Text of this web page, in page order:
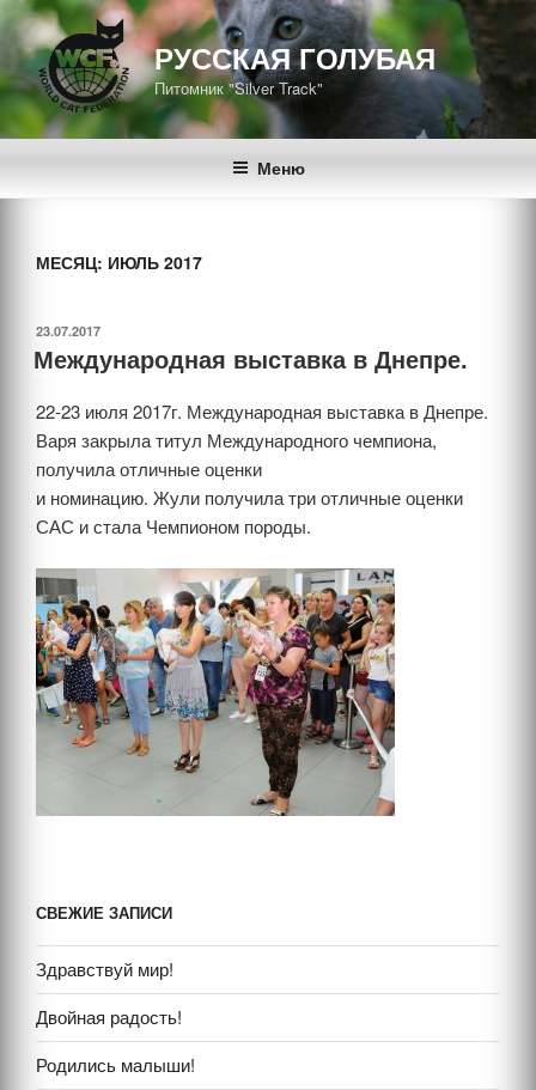
Перейти
содержимому
РУССКАЯ ГОЛУБАЯ
Питомник "Silver Track"
Меню
МЕСЯЦ: ИЮЛЬ 2017
ОПУБЛИКОВАНО
23.07.2017
Международная выставка в Днепре.
22-23 июля 2017г. Международная выставка в Днепре.
Варя закрыла титул Международного чемпиона,
получила отличные оценки
и номинацию. Жули получила три отличные оценки
САС и стала Чемпионом породы.
СВЕЖИЕ ЗАПИСИ
Здравствуй мир!
Двойная радость!
Родились малыши!